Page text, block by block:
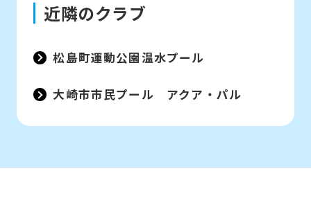
近隣のクラブ
松島町運動公園温水プール
大崎市市民プール アクア・パル
the
Automatic